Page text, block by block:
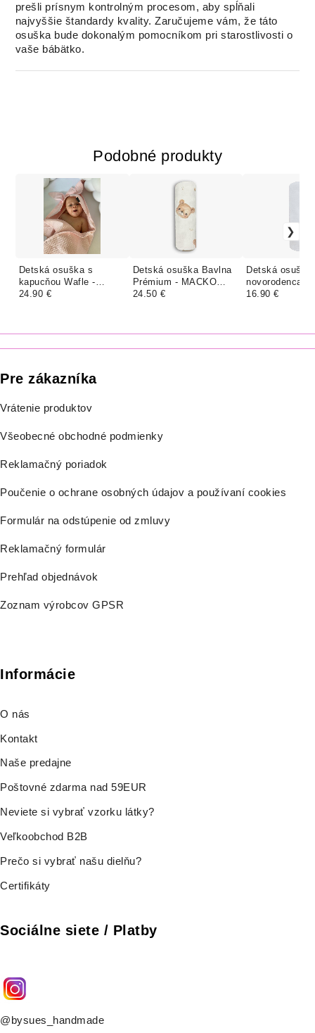
prešli prísnym kontrolným procesom, aby spĺňali
najvyššie štandardy kvality. Zaručujeme vám, že táto
osuška bude dokonalým pomocníkom pri starostlivosti o
vaše bábätko.
Podobné produkty
Detská osuška s
kapucňou Wafle -
RUŽOVÁ
24.90 €
Detská osuška Bavlna
Prémium - MACKO
"KOZERAWSKI"
24.50 €
Detská osuška
novorodenca
BIELA
16.90 €
Pre zákazníka
Vrátenie produktov
Všeobecné obchodné podmienky
Reklamačný poriadok
Poučenie o ochrane osobných údajov a používaní cookies
Formulár na odstúpenie od zmluvy
Reklamačný formulár
Prehľad objednávok
Zoznam výrobcov GPSR
Informácie
O nás
Kontakt
Naše predajne
Poštovné zdarma nad 59EUR
Neviete si vybrať vzorku látky?
Veľkoobchod B2B
Prečo si vybrať našu dielňu?
Certifikáty
Sociálne siete / Platby
@bysues_handmade